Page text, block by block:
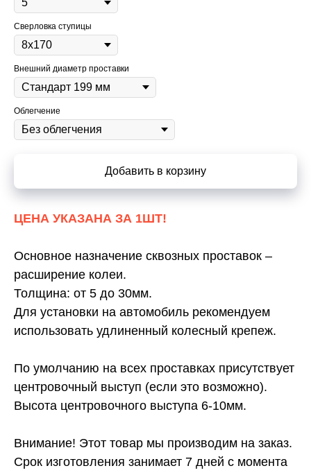
Сверловка ступицы
Внешний диаметр проставки
Облегчение
Добавить в корзину
ЦЕНА УКАЗАНА ЗА 1ШТ!
Основное назначение сквозных проставок –
расширение колеи.
Толщина: от 5 до 30мм.
Для установки на автомобиль рекомендуем
использовать удлиненный колесный крепеж.
По умолчанию на всех проставках присутствует
центровочный выступ (если это возможно).
Высота центровочного выступа 6-10мм.
Внимание! Этот товар мы производим на заказ.
Срок изготовления занимает 7 дней с момента